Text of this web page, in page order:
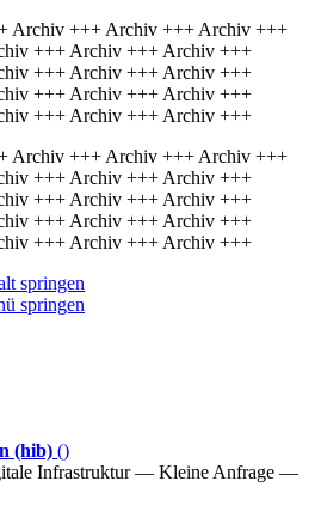
Archiv +++ Archiv +++ Archiv +++
+++ Archiv +++ Archiv +++
+++ Archiv +++ Archiv +++
+++ Archiv +++ Archiv +++
+++ Archiv +++ Archiv +++
Archiv +++ Archiv +++ Archiv +++
+++ Archiv +++ Archiv +++
+++ Archiv +++ Archiv +++
+++ Archiv +++ Archiv +++
+++ Archiv +++ Archiv +++
springen
springen
(hib) ()
Infrastruktur — Kleine Anfrage —